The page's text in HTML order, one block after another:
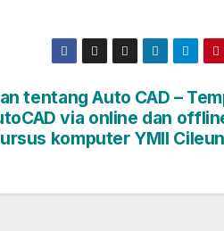
tentang Auto CAD –
via online dan
komputer YMII